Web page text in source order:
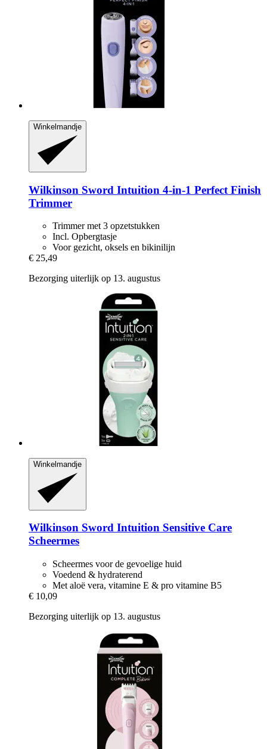
Winkelmandje
Wilkinson Sword Intuition 4-​in-​1 Perfect Finish
Trimmer
Trimmer met 3 opzetstukken
Incl. Opbergtasje
Voor gezicht, oksels en bikinilijn
€ 25,49
Bezorging uiterlijk op 13. augustus
Winkelmandje
Wilkinson Sword Intuition Sensitive Care
Scheermes
Scheermes voor de gevoelige huid
Voedend & hydraterend
Met aloë vera, vitamine E & pro vitamine B5
€ 10,09
Bezorging uiterlijk op 13. augustus